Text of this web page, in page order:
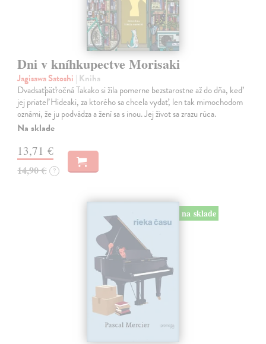
Dni v kníhkupectve Morisaki
Jagisawa Satoshi | Kniha
Dvadsaťpäťročná Takako si žila pomerne bezstarostne až do dňa, keď
jej priateľ Hideaki, za ktorého sa chcela vydať, len tak mimochodom
oznámi, že ju podvádza a žení sa s inou. Jej život sa zrazu rúca.
Na sklade
13,71 €
14,90 € ?
na sklade